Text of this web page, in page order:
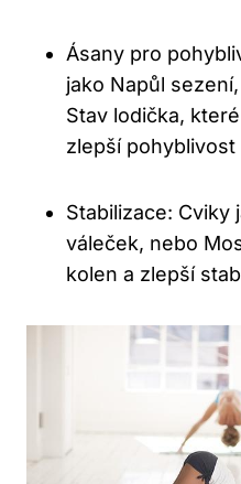
Ásany pro
jako Napůl
Stav lodička,
zlepší pohyblivost
Stabilizace: Cviky
váleček, nebo
kolen a zlepší